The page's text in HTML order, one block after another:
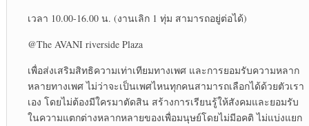
เวลา 10.00-16.00 น. (งานเลิก 1 ทุ่ม สามารถอยู่ต่อได้)
@The AVANI riverside Plaza
เพื่อส่งเสริมสิทธิความเท่าเทียมทางเพศ และการยอมรับความหลาก
หลายทางเพศ ไม่ว่าจะเป็นเพศไหนทุกคนสามารถเลือกได้ด้วยตัวเรา
เอง โดยไม่ต้องมีใครมาตัดสิน สร้างการเรียนรู้ให้สังคมและยอมรับ
ในความแตกต่างหลากหลายของเพื่อมนุษย์โดยไม่มีอคติ ไม่แบ่งแยก